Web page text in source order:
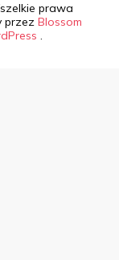
prawa
przez Blossom
.